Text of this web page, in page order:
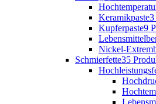
Keramikpaste3
Kupferpaste9
Nickel-
Schmierfette35